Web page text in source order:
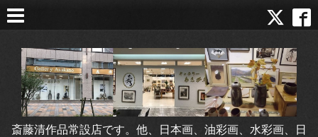
斎藤清作品常設店です。他、日本画、油彩画、水彩画、日